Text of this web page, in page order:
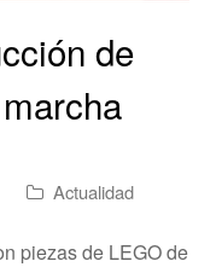
de
Actualidad
piezas de LEGO de